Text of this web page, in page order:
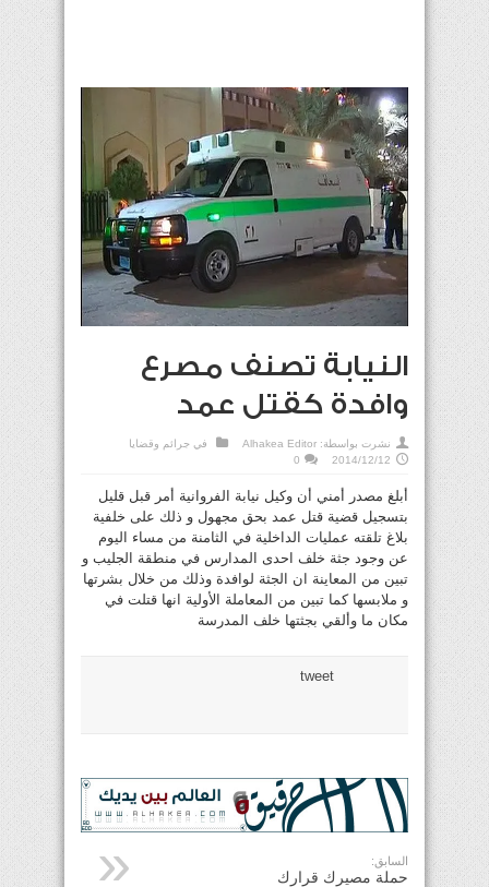
النيابة تصنف مصرع
وافدة كقتل عمد
نشرت بواسطة: Alhakea Editor في جرائم وقضايا
2014/12/12
0
أبلغ مصدر أمني أن وكيل نيابة الفروانية أمر قبل قليل
بتسجيل قضية قتل عمد بحق مجهول و ذلك على خلفية
بلاغ تلقته عمليات الداخلية في الثامنة من مساء اليوم
عن وجود جثة خلف احدى المدارس في منطقة الجليب و
تبين من المعاينة ان الجثة لوافدة وذلك من خلال بشرتها
و ملابسها كما تبين من المعاملة الأولية انها قتلت في
مكان ما وألقي بجثتها خلف المدرسة
tweet
السابق:
حملة مصيرك قرارك